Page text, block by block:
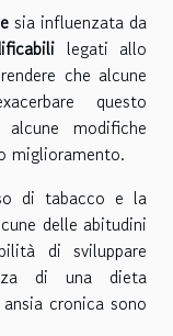
sia influenzata da
legati allo
che alcune
questo
modifiche
miglioramento.
di tabacco e la
delle abitudini
di sviluppare
di una dieta
cronica sono